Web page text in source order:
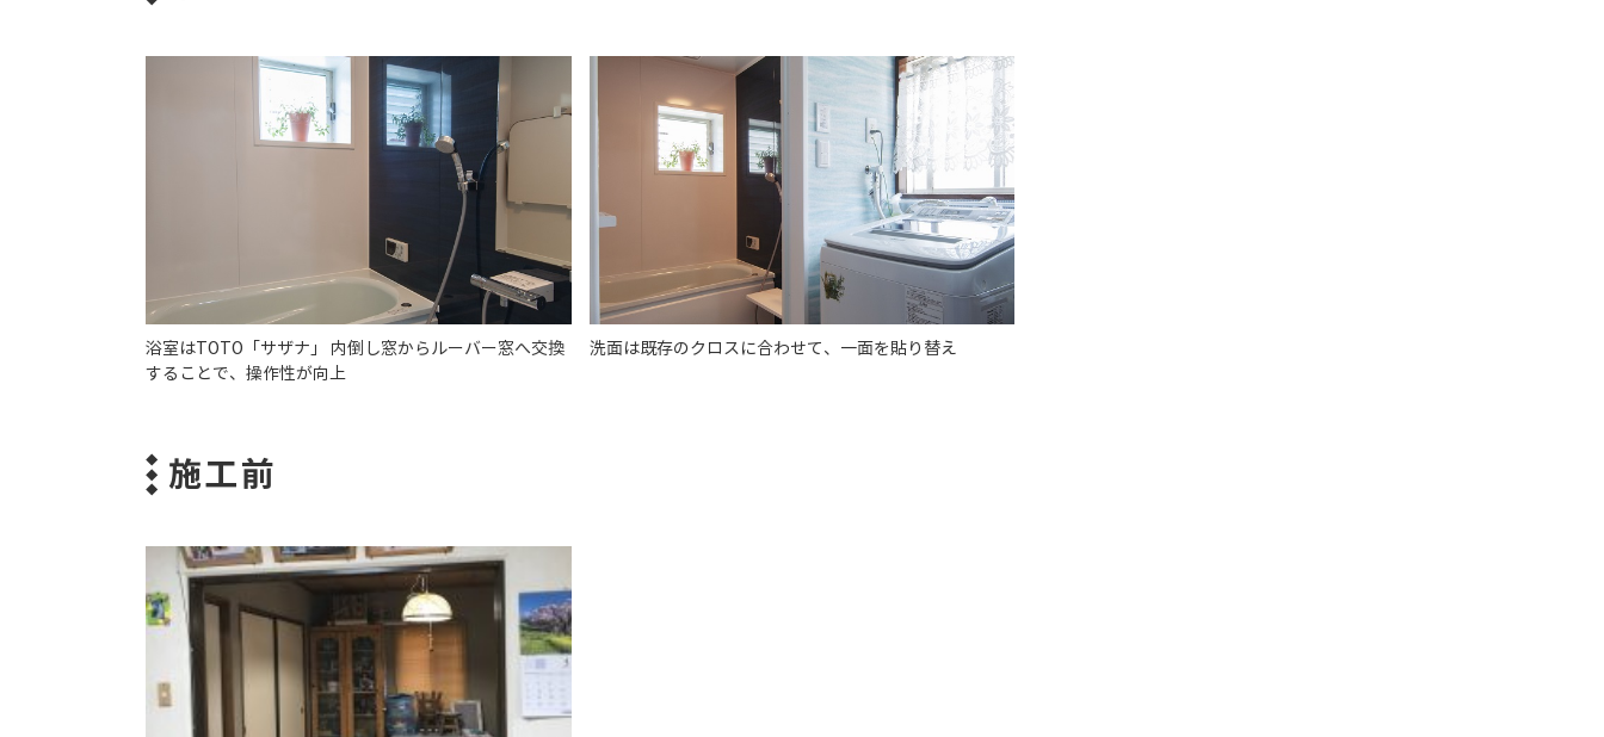
浴室はTOTO「サザナ」 内倒し窓からルーバー窓へ交換
することで、操作性が向上
洗面は既存のクロスに合わせて、一面を貼り替え
施工前